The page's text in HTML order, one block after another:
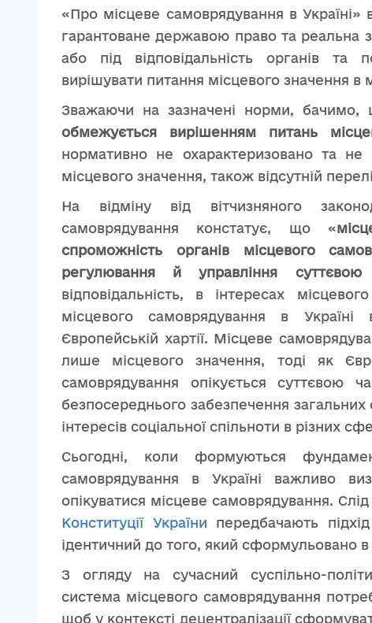
«Про місцеве самоврядування в
гарантоване державою право та реальна
або під відповідальність органів та
вирішувати питання місцевого значення в
Зважаючи на зазначені норми, бачимо,
обмежується вирішенням питань
нормативно не охарактеризовано та
місцевого значення, також відсутній
На відміну від вітчизняного
самоврядування констатує, що «
спроможність органів місцевого
регулювання й управління
відповідальність, в інтересах
місцевого самоврядування в Україні
Європейській хартії. Місцеве
лише місцевого значення, тоді як
самоврядування опікується суттєвою
безпосереднього забезпечення
інтересів соціальної спільноти в різних
Сьогодні, коли формуються
самоврядування в Україні важливо
опікуватися місцеве самоврядування.
Конституції України передбачають
ідентичний до того, який сформульовано в
З огляду на сучасний суспільно-
система місцевого самоврядування
щоб у контексті децентралізації